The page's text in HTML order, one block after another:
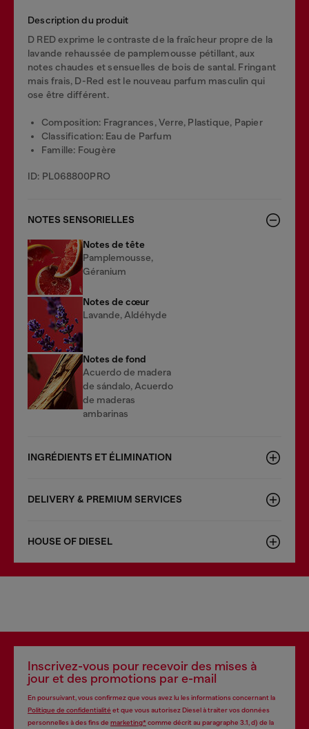
Description du produit
D RED exprime le contraste de la fraîcheur propre de la
lavande rehaussée de pamplemousse pétillant, aux
notes chaudes et sensuelles de bois de santal. Fringant
mais frais, D-Red est le nouveau parfum masculin qui
ose être différent.
Composition: Fragrances, Verre, Plastique, Papier
Classification: Eau de Parfum
Famille: Fougère
ID: PL068800PRO
NOTES SENSORIELLES
Notes de tête
Pamplemousse,
Géranium
Notes de cœur
Lavande, Aldéhyde
Notes de fond
Acuerdo de madera
de sándalo, Acuerdo
de maderas
ambarinas
INGRÉDIENTS ET ÉLIMINATION
DELIVERY & PREMIUM SERVICES
HOUSE OF DIESEL
Inscrivez-vous pour recevoir des mises à
jour et des promotions par e-mail
En poursuivant, vous confirmez que vous avez lu les informations concernant la
Politique de confidentialité et que vous autorisez Diesel à traiter vos données
personnelles à des fins de marketing*comme décrit au paragraphe 3.1, d) de la